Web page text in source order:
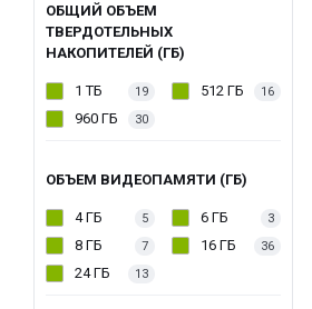
ОБЩИЙ ОБЪЕМ
ТВЕРДОТЕЛЬНЫХ
НАКОПИТЕЛЕЙ (ГБ)
1 ТБ 19 512 ГБ 16
960 ГБ 30
ОБЪЕМ ВИДЕОПАМЯТИ (ГБ)
4 ГБ 5 6 ГБ 3
8 ГБ 7 16 ГБ 36
24 ГБ 13